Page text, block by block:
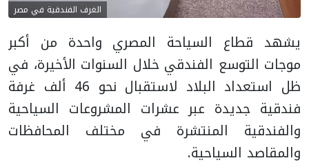
الغرف الفندقية في مصر
يشهد قطاع السياحة المصري واحدة من أكبر
موجات التوسع الفندقي خلال السنوات الأخيرة، في
ظل استعداد البلاد لاستقبال نحو 46 ألف غرفة
فندقية جديدة عبر عشرات المشروعات السياحية
والفندقية المنتشرة في مختلف المحافظات
والمقاصد السياحية.